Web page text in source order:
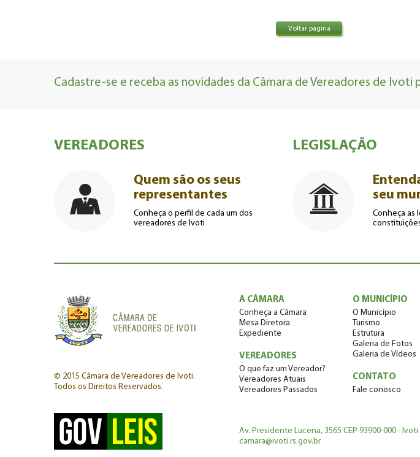
Voltar página
Cadastre-se e receba as novidades da Câmara de Vereadores de Ivoti
VEREADORES
Quem são os seus
representantes
Conheça o perfil de cada um dos
vereadores de Ivoti
LEGISLAÇÃO
seu
Conheça as
© 2015 Câmara de Vereadores de Ivoti.
Todos os Direitos Reservados.
A CÂMARA
Conheça a Câmara
Mesa Diretora
Expediente
VEREADORES
O que faz um Vereador?
Vereadores Atuais
Vereadores Passados
O MUNICÍPIO
O Município
Turismo
Estrutura
Galeria de Fotos
Galeria de Vídeos
CONTATO
Fale conosco
Av. Presidente Lucena, 3565 CEP 93900-000 - Ivoti
camara@ivoti.rs.gov.br